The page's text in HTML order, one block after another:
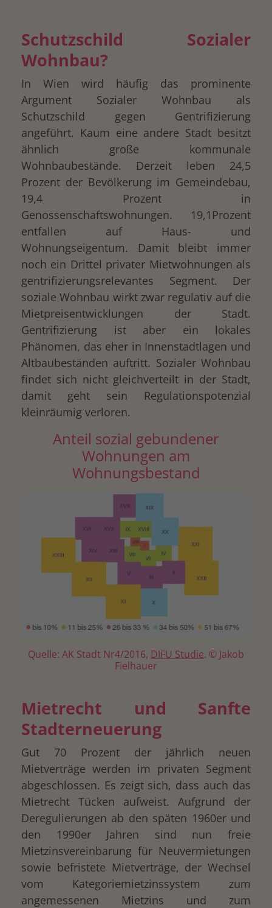
Schutzschild Sozialer
Wohnbau?
In Wien wird häufig das prominente
Argument Sozialer Wohnbau als
Schutzschild gegen Gentrifizierung
angeführt. Kaum eine andere Stadt besitzt
ähnlich große kommunale
Wohnbaubestände. Derzeit leben 24,5
Prozent der Bevölkerung im Gemeindebau,
19,4 Prozent in
Genossenschaftswohnungen. 19,1Prozent
entfallen auf Haus- und
Wohnungseigentum. Damit bleibt immer
noch ein Drittel privater Mietwohnungen als
gentrifizierungsrelevantes Segment. Der
soziale Wohnbau wirkt zwar regulativ auf die
Mietpreisentwicklungen der Stadt.
Gentrifizierung ist aber ein lokales
Phänomen, das eher in Innenstadtlagen und
Altbaubeständen auftritt. Sozialer Wohnbau
findet sich nicht gleichverteilt in der Stadt,
damit geht sein Regulationspotenzial
kleinräumig verloren.
Anteil sozial gebundener
Wohnungen am
Wohnungsbestand
Quelle: AK Stadt Nr4/2016, DIFU Studie. © Jakob
Fielhauer
Mietrecht und Sanfte
Stadterneuerung
Gut 70 Prozent der jährlich neuen
Mietverträge werden im privaten Segment
abgeschlossen. Es zeigt sich, dass auch das
Mietrecht Tücken aufweist. Aufgrund der
Deregulierungen ab den späten 1960er und
den 1990er Jahren sind nun freie
Mietzinsvereinbarung für Neuvermietungen
sowie befristete Mietverträge, der Wechsel
vom Kategoriemietzinssystem zum
angemessenen Mietzins und zum